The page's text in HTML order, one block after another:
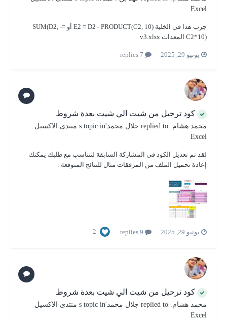
Excel
جرب هدا في الخلية E2 = D2 - PRODUCT(C2, 10) أو =SUM(D2, -
C2*10) المعدات v3.xlsx
يونيو 29, 2025
كود ترحيل من شيت الي شيت بعدة شروط
محمد هشام. جلال محمد 's topic in
منتدى الاكسيل
Excel
لقد تم تعديل الكود في المشاركة السابقة لتتناسب مع طلبك يمكنك
إعادة تحميل الملف من المرفقات مثال للنتائج المتوقعة :
يونيو 29, 2025 2
كود ترحيل من شيت الي شيت بعدة شروط
محمد هشام. جلال محمد 's topic in
منتدى الاكسيل
Excel